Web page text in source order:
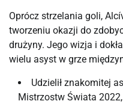
Oprócz strzelania goli,
tworzeniu okazji do
drużyny. Jego wizja i
wielu asyst w grze
Udzielił znakomitej
Mistrzostw Świata